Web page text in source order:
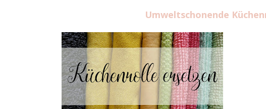
Umweltschonende